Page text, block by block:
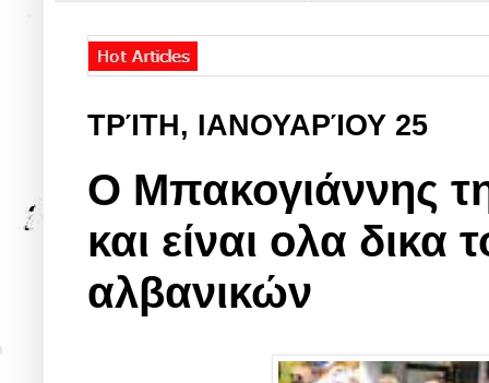
ΤΡΊΤΗ, ΙΑΝΟΥΑΡΊΟΥ 25
Ο Μπακογιάννης
και είναι ολα δικα
αλβανικών